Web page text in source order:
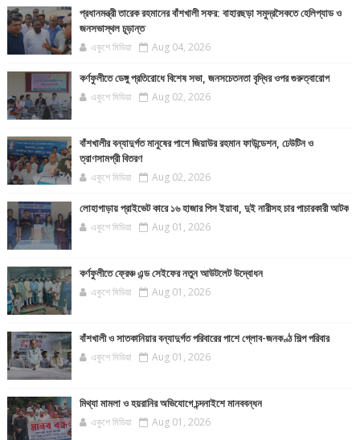
প্রধানমন্ত্রী তারেক রহমানের বাঁশখালী সফর: বাহারছড়া সমুদ্রসৈকতে হেলিপ্যাড ও
জনসভাস্থল চূড়ান্ত
একুশে মিডিয়া Aug 04, 2026
কর্ণফুলীতে ডেঙ্গু প্রতিরোধে বিশেষ সভা, জনসচেতনতা বৃদ্ধির ওপর গুরুত্বারোপ
একুশে মিডিয়া Aug 02, 2026
বাঁশখালীর বন্যাদুর্গত মানুষের পাশে জিয়াউর রহমান ফাউন্ডেশন, ঢেউটিন ও
ত্রাণসামগ্রী বিতরণ
একুশে মিডিয়া Aug 02, 2026
লোহাগাড়ায় প্রাইভেট কারে ১৬ হাজার পিস ইয়াবা, দুই নারীসহ চার পাচারকারী আটক
একুশে মিডিয়া Aug 01, 2026
কর্ণফুলীতে ফ্রেঞ্চ এন্ড সেইফের নতুন আউটলেট উদ্বোধন
একুশে মিডিয়া Aug 01, 2026
বাঁশখালী ও সাতকানিয়ার বন্যাদুর্গত পরিবারের পাশে গ্লোব-জনকণ্ঠ শিল্প পরিবার
একুশে মিডিয়া Aug 01, 2026
মিথ্যা মামলা ও হয়রানির অভিযোগে চন্দনাইশে মানববন্ধন
একুশে মিডিয়া Aug 01, 2026